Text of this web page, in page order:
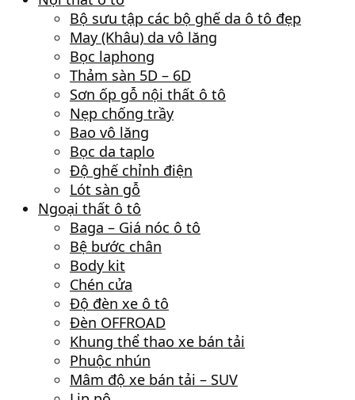
Bộ sưu tập các bộ ghế da ô tô đẹp
May (Khâu) da vô lăng
Bọc laphong
Thảm sàn 5D – 6D
Sơn ốp gỗ nội thất ô tô
Nẹp chống trầy
Bao vô lăng
Bọc da taplo
Độ ghế chỉnh điện
Lót sàn gỗ
Ngoại thất ô tô
Baga – Giá nóc ô tô
Bệ bước chân
Body kit
Chén cửa
Độ đèn xe ô tô
Đèn OFFROAD
Khung thể thao xe bán tải
Phuộc nhún
Mâm độ xe bán tải – SUV